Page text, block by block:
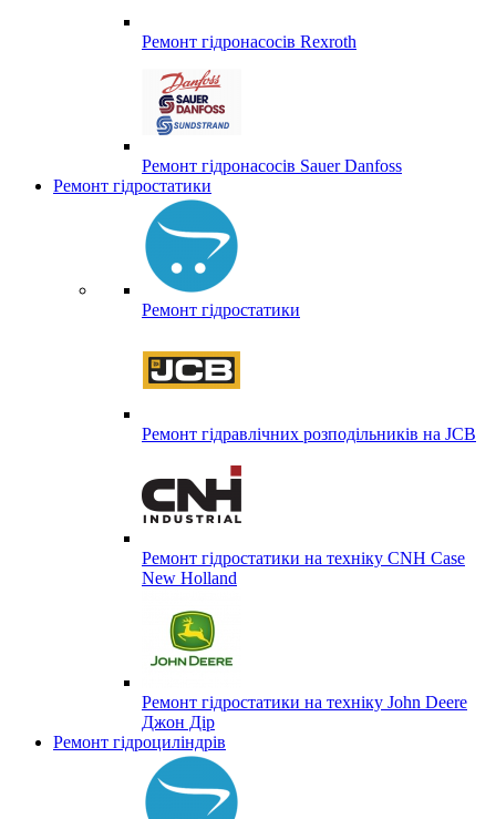
Ремонт гідронасосів Rexroth
Ремонт гідронасосів Sauer Danfoss
Ремонт гідростатики
Ремонт гідростатики
Ремонт гідравлічних розподільників на JCB
Ремонт гідростатики на техніку CNH Case
New Holland
Ремонт гідростатики на техніку John Deere
Джон Дір
Ремонт гідроциліндрів